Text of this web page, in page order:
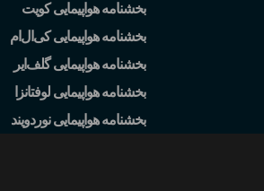
بخشنامه هواپیمایی کویت
بخشنامه هواپیمایی کی الام
بخشنامه هواپیمایی گلفایر
بخشنامه هواپیمایی لوفتانزا
بخشنامه هواپیمایی نوردویند